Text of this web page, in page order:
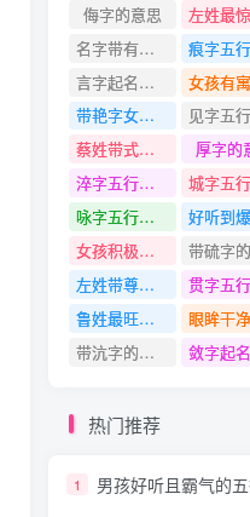
侮字的意思
名字带有霆字的
言字起名寓意
带艳字女孩名字
蔡姓带式字名字
厚字的
淬字五行是什么
咏字五行是什么
女孩积极向上的名字
左姓带尊字名字
鲁姓最旺财的名字
带沆字的名字
热门推荐
1 男孩好听且霸气的